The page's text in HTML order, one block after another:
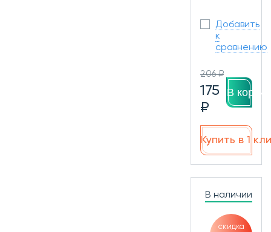
Добавить
к
сравнению
206 ₽
175
₽
В
Купить в 1
В наличии
скидка